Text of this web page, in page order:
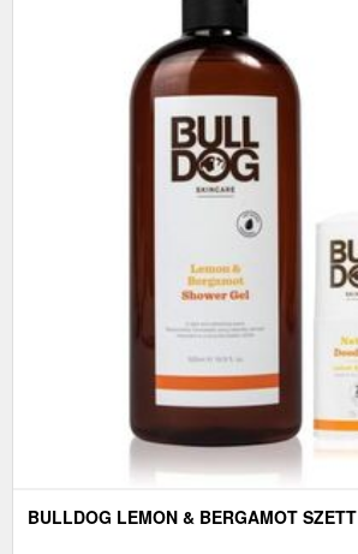
BULLDOG LEMON & BERGAMOT SZETT